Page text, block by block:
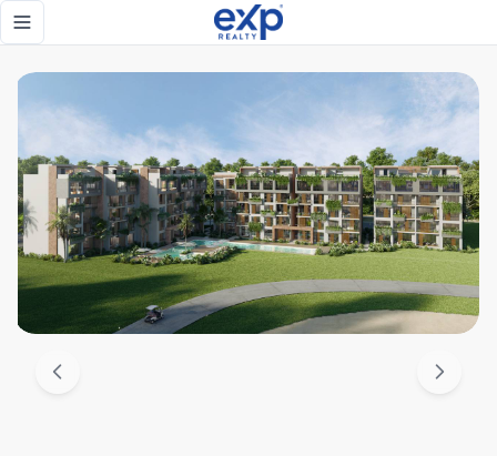
Toggle navigation menu
Venta de apartamentos de 1, 2 y 3 habitaciones, ubicado